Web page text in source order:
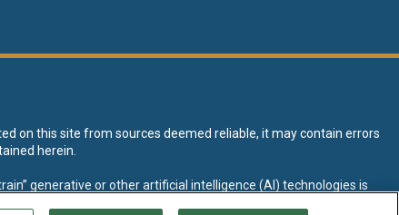
on this site from sources deemed reliable, it may contain errors
herein.
generative or other artificial intelligence (AI) technologies is